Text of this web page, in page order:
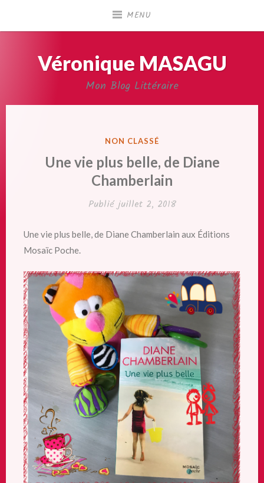
MENU
Véronique MASAGU
Mon Blog Littéraire
PUBLIÉ
NON CLASSÉ
Une vie plus belle, de Diane
Chamberlain
Publiéjuillet 2, 2018
Une vie plus belle, de Diane Chamberlain aux Éditions
Mosaïc Poche.